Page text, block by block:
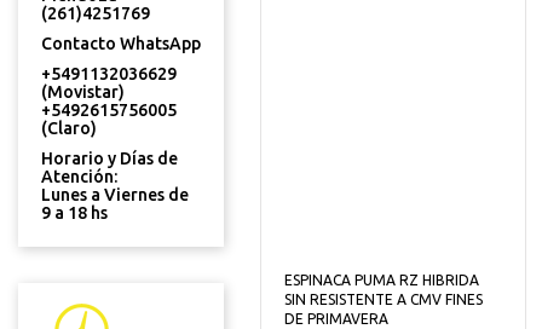
(261)4251769
Contacto WhatsApp
+5491132036629
(Movistar)
+5492615756005
(Claro)
Horario y Días de
Atención:
Lunes a Viernes de
9 a 18 hs
ESPINACA PUMA RZ HIBRIDA
SIN RESISTENTE A CMV FINES
DE PRIMAVERA